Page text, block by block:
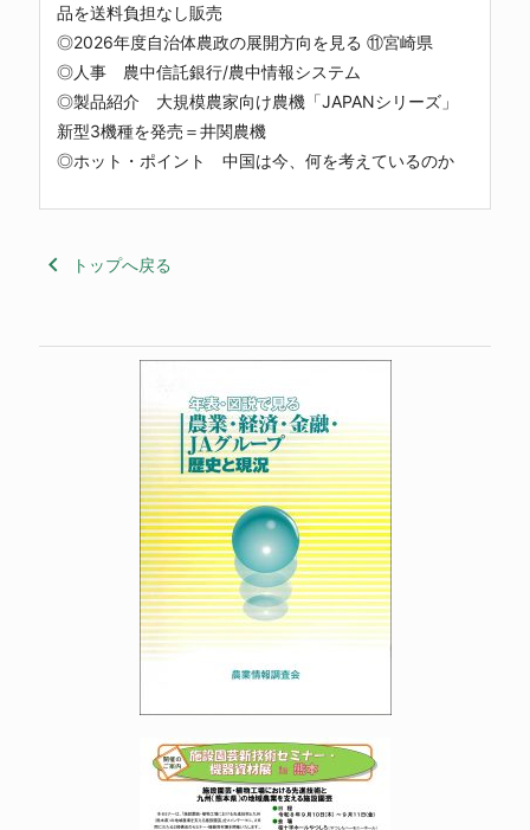
品を送料負担なし販売
◎2026年度自治体農政の展開方向を見る ⑪宮崎県
◎人事 農中信託銀行/農中情報システム
◎製品紹介 大規模農家向け農機「JAPANシリーズ」
新型3機種を発売＝井関農機
◎ホット・ポイント 中国は今、何を考えているのか
keyboard_arrow_left トップへ戻る